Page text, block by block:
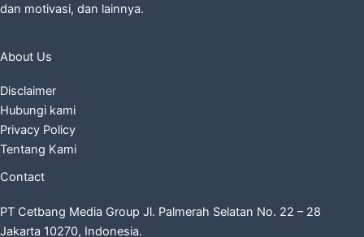
dan motivasi, dan lainnya.
About Us
Disclaimer
Hubungi kami
Privacy Policy
Tentang Kami
Contact
PT Cetbang Media Group Jl. Palmerah Selatan No. 22 – 28
Jakarta 10270, Indonesia.